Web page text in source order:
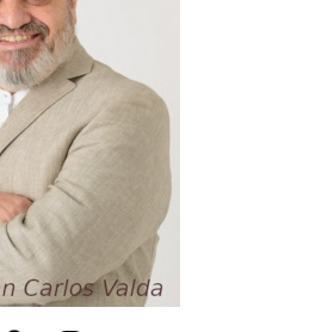
pm
Gloria
4:19 pm